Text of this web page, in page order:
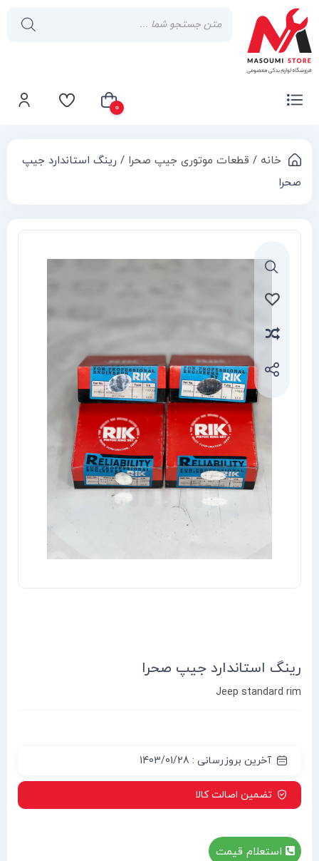
0
سبد خرید شما خالی است خانه / قطعات موتوری جیپ صحرا / رینگ استاندارد جیپ
صحرا
رینگ استاندارد جیپ صحرا
Jeep standard rim
آخرین بروزرسانی : 1403/01/28
تضمین اصالت کالا
استعلام قیمت